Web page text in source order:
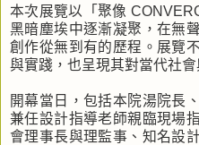
本次展覽以「聚像
黑暗塵埃中逐漸凝聚，在無
創作從無到有的歷程。展覽
與實踐，也呈現其對當代社會
開幕當日，包括本院湯院長
兼任設計指導老師親臨現場
會理事長與理監事、知名設